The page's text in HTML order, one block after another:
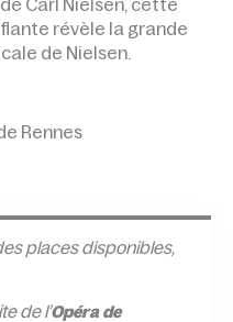
révèle la grande
de Nielsen.
Rennes
places disponibles,
de l’Opéra de